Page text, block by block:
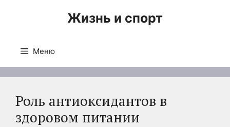
Жизнь и спорт
Меню
Роль антиоксидантов в
здоровом питании